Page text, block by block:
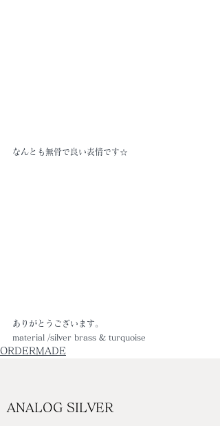
なんとも無骨で良い表情です☆
ありがとうございます。
material /silver brass & turquoise
ORDERMADE
ANALOG SILVER